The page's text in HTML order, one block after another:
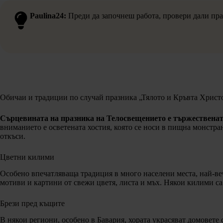
Paulina24: Преди да започнеш работа, провери дали
Обичаи и традиции по случай празника „Тялото и Кръвта
Сърцевината на празника на Телосвещението е
вниманието е осветената хостия, която се носи в пищна
откъси.
Цветни килими
Особено впечатляваща традиция в много населени места,
мотиви и картини от свежи цветя, листа и мъх. Някои килими
Брези пред къщите
В някои региони, особено в Бавария, хората украсяват